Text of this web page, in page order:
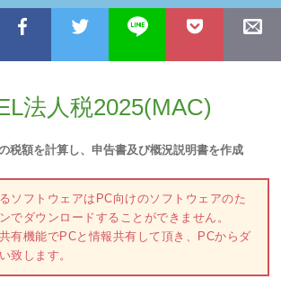
法人税2025(MAC)
税額を計算し、申告書及び概況説明書を作成
ソフトウェアはPC向けのソフトウェアのた
でダウンロードすることができません。
有機能でPCと情報共有して頂き、PCからダ
致します。